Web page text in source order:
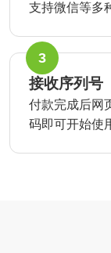
支持微信等多
3
接收序列号
付款完成后网
码即可开始使